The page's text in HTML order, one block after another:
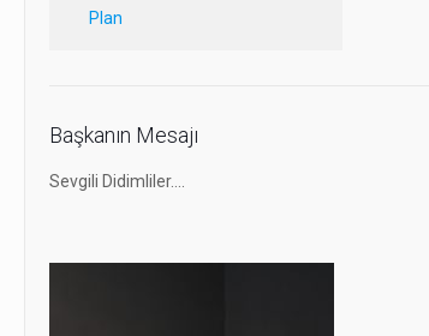
Plan
Başkanın Mesajı
Sevgili Didimliler….